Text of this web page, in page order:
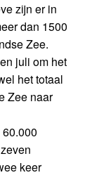
zijn er in
dan 1500
Zee.
juli om het
het totaal
Zee naar
keer